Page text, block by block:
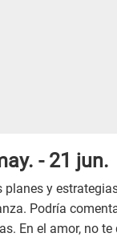
- 21 jun.
y
Podría
En el amor, no